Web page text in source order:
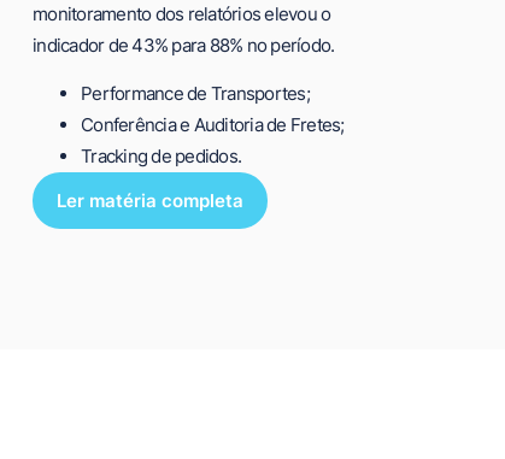
monitoramento dos relatórios elevou o
indicador de 43% para 88% no período.
Performance de Transportes;
Conferência e Auditoria de Fretes;
Tracking de pedidos.
Ler matéria completa